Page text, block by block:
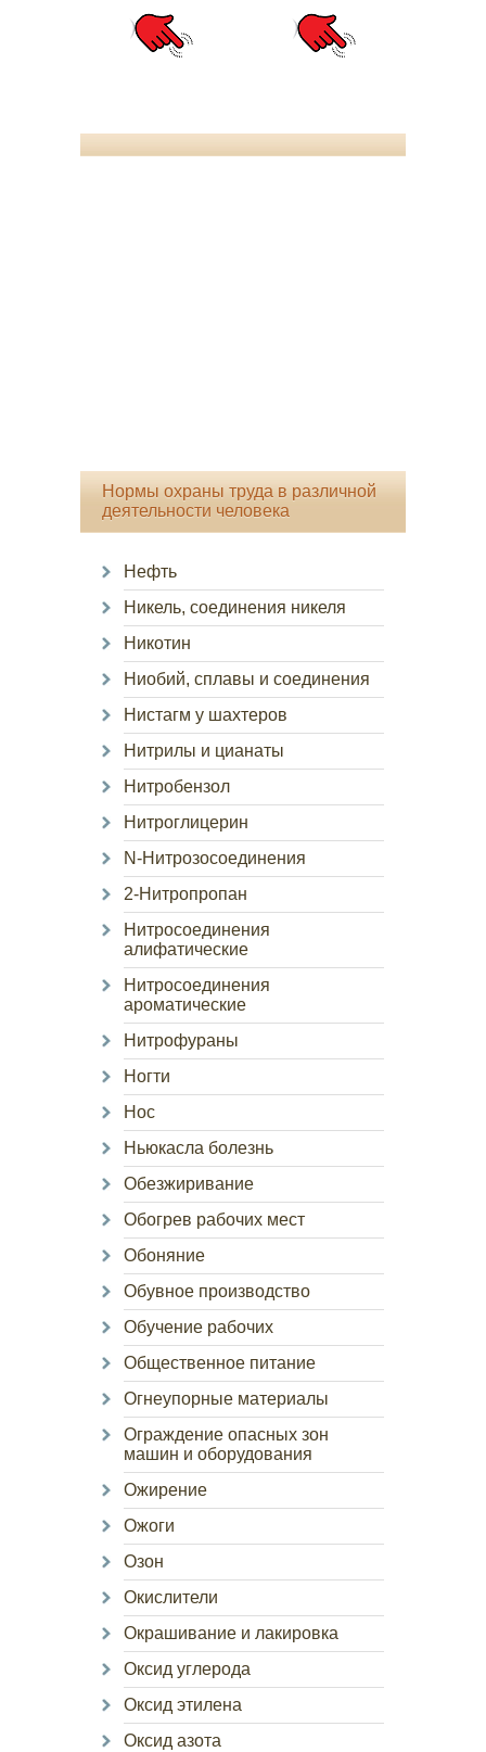
Нормы охраны труда в различной
деятельности человека
Нефть
Никель, соединения никеля
Никотин
Ниобий, сплавы и соединения
Нистагм у шахтеров
Нитрилы и цианаты
Нитробензол
Нитроглицерин
N-Нитрозосоединения
2-Нитропропан
Нитросоединения
алифатические
Нитросоединения
ароматические
Нитрофураны
Ногти
Нос
Ньюкасла болезнь
Обезжиривание
Обогрев рабочих мест
Обоняние
Обувное производство
Обучение рабочих
Общественное питание
Огнеупорные материалы
Ограждение опасных зон
машин и оборудования
Ожирение
Ожоги
Озон
Окислители
Окрашивание и лакировка
Оксид углерода
Оксид этилена
Оксид азота